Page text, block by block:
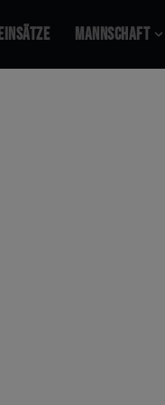
Ein­sät­ze Mann­schaft